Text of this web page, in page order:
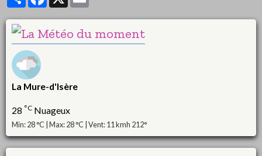
La Mure-d'Isère
28 °C Nuageux
Min: 28 °C | Max: 28 °C | Vent: 11 kmh 212°